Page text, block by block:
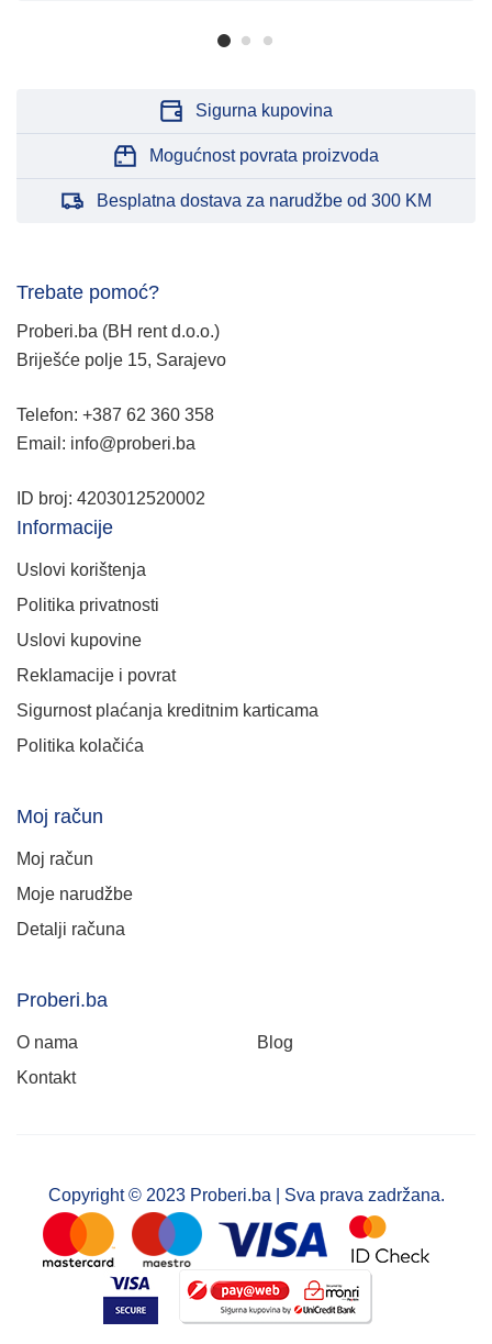
Sigurna kupovina
Mogućnost povrata proizvoda
Besplatna dostava za narudžbe od 300 KM
Trebate pomoć?
Proberi.ba (BH rent d.o.o.)
Briješće polje 15, Sarajevo
Telefon: +387 62 360 358
Email: info@proberi.ba
ID broj: 4203012520002
Informacije
Uslovi korištenja
Politika privatnosti
Uslovi kupovine
Reklamacije i povrat
Sigurnost plaćanja kreditnim karticama
Politika kolačića
Moj račun
Moj račun
Moje narudžbe
Detalji računa
Proberi.ba
O nama
Blog
Kontakt
Copyright © 2023 Proberi.ba | Sva prava zadržana.